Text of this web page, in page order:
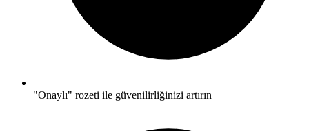
"Onaylı" rozeti ile güvenilirliğinizi artırın